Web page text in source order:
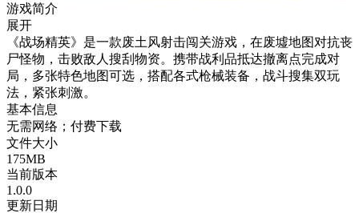
游戏简介
展开
《战场精英》是一款废土风射击闯关游戏，在废墟地图对抗丧
尸怪物，击败敌人搜刮物资。携带战利品抵达撤离点完成对
局，多张特色地图可选，搭配各式枪械装备，战斗搜集双玩
法，紧张刺激。
基本信息
无需网络；付费下载
文件大小
175MB
当前版本
1.0.0
更新日期